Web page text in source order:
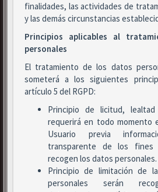
finalidades, las actividades de
y las demás circunstancias
Principios aplicables al
personales
El tratamiento de los datos
someterá a los siguientes
artículo 5 del RGPD:
Principio de licitud,
requerirá en todo momento
Usuario previa
transparente de los
recogen los datos personales.
Principio de limitación de
personales serán